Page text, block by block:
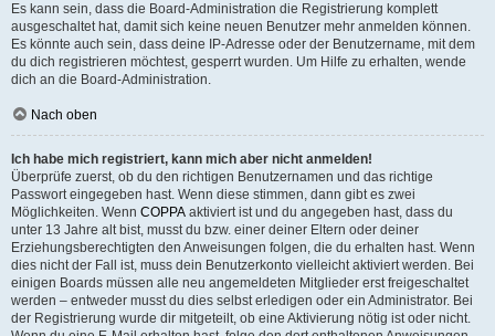
Es kann sein, dass die Board-Administration die Registrierung komplett
ausgeschaltet hat, damit sich keine neuen Benutzer mehr anmelden können.
Es könnte auch sein, dass deine IP-Adresse oder der Benutzername, mit dem
du dich registrieren möchtest, gesperrt wurden. Um Hilfe zu erhalten, wende
dich an die Board-Administration.
Nach oben
Ich habe mich registriert, kann mich aber nicht anmelden!
Überprüfe zuerst, ob du den richtigen Benutzernamen und das richtige
Passwort eingegeben hast. Wenn diese stimmen, dann gibt es zwei
Möglichkeiten. Wenn COPPA aktiviert ist und du angegeben hast, dass du
unter 13 Jahre alt bist, musst du bzw. einer deiner Eltern oder deiner
Erziehungsberechtigten den Anweisungen folgen, die du erhalten hast. Wenn
dies nicht der Fall ist, muss dein Benutzerkonto vielleicht aktiviert werden. Bei
einigen Boards müssen alle neu angemeldeten Mitglieder erst freigeschaltet
werden – entweder musst du dies selbst erledigen oder ein Administrator. Bei
der Registrierung wurde dir mitgeteilt, ob eine Aktivierung nötig ist oder nicht.